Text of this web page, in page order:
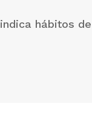
indica hábitos de